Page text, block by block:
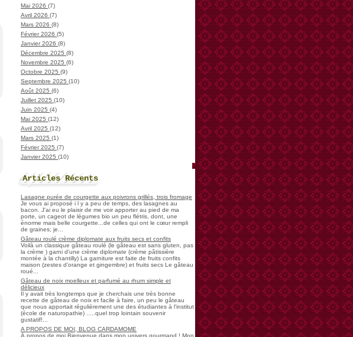
Mai 2026 (7)
Avril 2026 (7)
Mars 2026 (8)
Février 2026 (5)
Janvier 2026 (8)
Décembre 2025 (8)
Novembre 2025 (6)
Octobre 2025 (9)
Septembre 2025 (10)
Août 2025 (6)
Juillet 2025 (10)
Juin 2025 (4)
Mai 2025 (12)
Avril 2025 (12)
Mars 2025 (1)
Février 2025 (7)
Janvier 2025 (10)
Articles Récents
Lasagne purée de courgette aux poivrons grillés, trois fromage
Je vous ai proposé i l y a peu de temps, des lasagnes au
bacon. J'ai eu le plaisir de me voir apporter au pied de ma
porte, un cageot de légumes bio un peu flétris, dont, une
énorme mais belle courgette...de celles qui ont le cœur rempli
de graines; je...
Gâteau roulé crème diplomate aux fruits secs et confits
Voilà un classique gâteau roulé (le gâteau est sans gluten, pas
la crème ) garni d'une crème diplomate (crème pâtissière
montée à la chantilly) La garniture est faite de fruits confits
maison (zestes d'orange et gingembre) et fruits secs Le gâteau
roué...
Gâteau de noix moelleux et parfumé au rhum simple et
délicieux
Il y avait très longtemps que je cherchais une très bonne
recette de gâteau de noix et facile à faire, un peu le gâteau
que nous apportait régulièrement une des étudiantes à l'institut
(école de naturopathie) .....quel trop lointain souvenir
gustatif!...
A PROPOS DE MOI, BLOG CARDAMOME
À propos de moi Bienvenue dans mon univers gourmand ! Mon